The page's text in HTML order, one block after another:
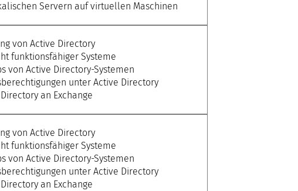
Servern auf virtuellen Maschinen
von Active Directory
funktionsfähiger Systeme
von Active Directory-Systemen
unter Active Directory
an Exchange
von Active Directory
funktionsfähiger Systeme
von Active Directory-Systemen
unter Active Directory
an Exchange